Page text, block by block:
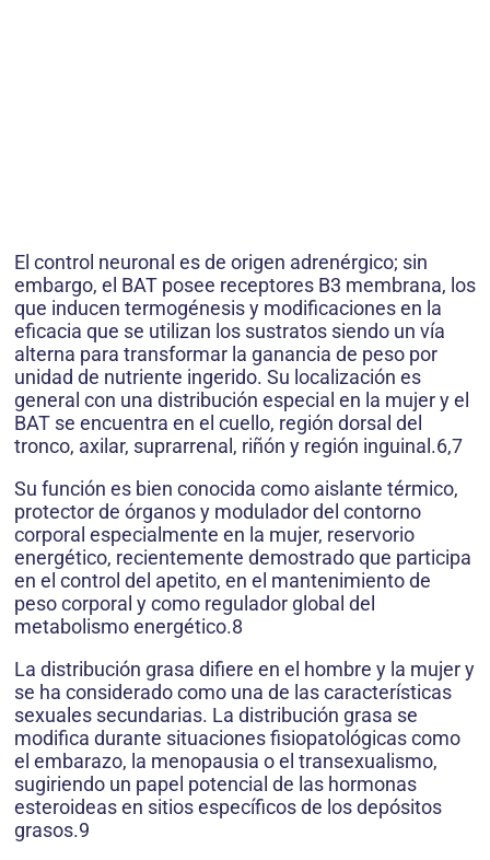
El control neuronal es de origen adrenérgico; sin
embargo, el BAT posee receptores B3 membrana, los
que inducen termogénesis y modificaciones en la
eficacia que se utilizan los sustratos siendo un vía
alterna para transformar la ganancia de peso por
unidad de nutriente ingerido. Su localización es
general con una distribución especial en la mujer y el
BAT se encuentra en el cuello, región dorsal del
tronco, axilar, suprarrenal, riñón y región inguinal.6,7
Su función es bien conocida como aislante térmico,
protector de órganos y modulador del contorno
corporal especialmente en la mujer, reservorio
energético, recientemente demostrado que participa
en el control del apetito, en el mantenimiento de
peso corporal y como regulador global del
metabolismo energético.8
La distribución grasa difiere en el hombre y la mujer y
se ha considerado como una de las características
sexuales secundarias. La distribución grasa se
modifica durante situaciones fisiopatológicas como
el embarazo, la menopausia o el transexualismo,
sugiriendo un papel potencial de las hormonas
esteroideas en sitios específicos de los depósitos
grasos.9